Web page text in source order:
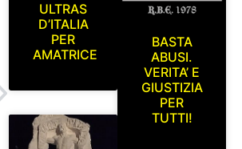
ULTRAS
D’ITALIA
PER
AMATRICE
BASTA
ABUSI.
VERITA’ E
GIUSTIZIA
PER
TUTTI!